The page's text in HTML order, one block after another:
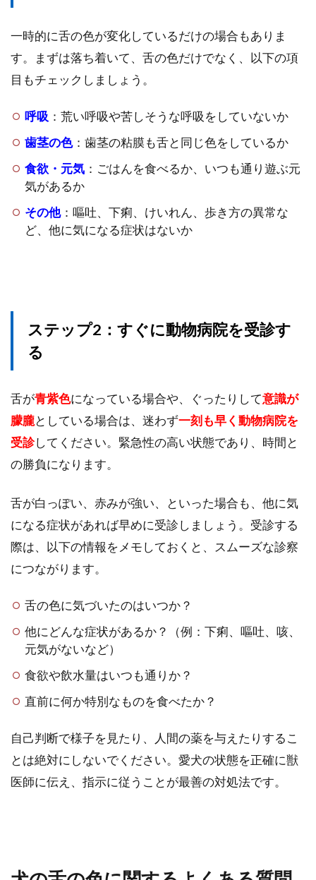
一時的に舌の色が変化しているだけの場合もありま
す。まずは落ち着いて、舌の色だけでなく、以下の項
目もチェックしましょう。
呼吸 ：荒い呼吸や苦しそうな呼吸をしていないか
歯茎の色：歯茎の粘膜も舌と同じ色をしているか
食欲・元気 ：ごはんを食べるか、いつも通り遊ぶ元
気があるか
その他：嘔吐、下痢、けいれん、歩き方の異常な
ど、他に気になる症状はないか
ステップ2：すぐに動物病院を受診す
る
舌が青紫色になっている場合や、ぐったりして意識が
朦朧としている場合は、迷わず一刻も早く動物病院を
受診してください。緊急性の高い状態であり、時間と
の勝負になります。
舌が白っぽい、赤みが強い、といった場合も、他に気
になる症状があれば早めに受診しましょう。受診する
際は、以下の情報をメモしておくと、スムーズな診察
につながります。
舌の色に気づいたのはいつか？
他にどんな症状があるか？（例：下痢、嘔吐、咳、
元気がないなど）
食欲や飲水量はいつも通りか？
直前に何か特別なものを食べたか？
自己判断で様子を見たり、人間の薬を与えたりするこ
とは絶対にしないでください。愛犬の状態を正確に獣
医師に伝え、指示に従うことが最善の対処法です。